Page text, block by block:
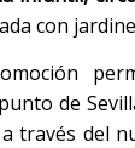
con
de
través del